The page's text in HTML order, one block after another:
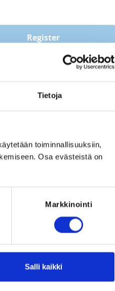
Tietoja
toiminnallisuuksiin,
Osa evästeistä on
Markkinointi
Salli kaikki
Register
Fr 19.6.2026at00:00